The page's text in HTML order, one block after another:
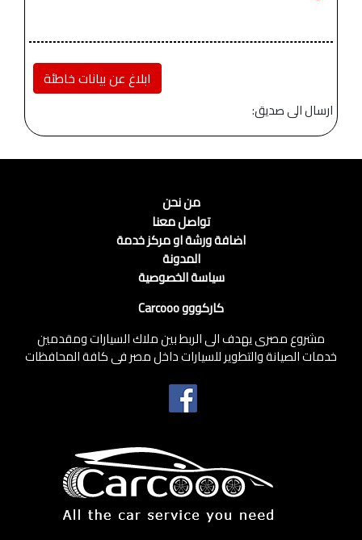
ابلاغ عن بيانات خاطئة
ارسال الى صديق:
من نحن
تواصل معنا
اضافة ورشة او مركز خدمة
المدونة
سياسة الخصوصية
كاركووو Carcooo
مشروع مصرى يهدف الى الربط بين ملاك السيارات ومقدمين
خدمات الصيانة والتطوير للسيارات داخل مصر فى كافة المحافظات